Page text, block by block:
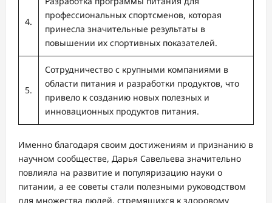
4.
профессиональных спортсменов, которая
принесла значительные результаты в
повышении их спортивных показателей.
5.
Сотрудничество с крупными компаниями в
области питания и разработки продуктов, что
привело к созданию новых полезных и
инновационных продуктов питания.
Именно благодаря своим достижениям и признанию в
научном сообществе, Дарья Савельева значительно
повлияла на развитие и популяризацию науки о
питании, а ее советы стали полезными руководством
для множества людей, стремящихся к здоровому